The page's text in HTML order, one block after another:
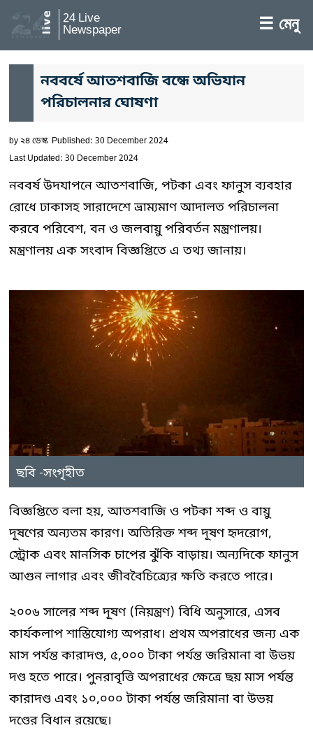
24 Live
Newspaper ☰ মেনু
নববর্ষে আতশবাজি বন্ধে অভিযান
পরিচালনার ঘোষণা
by২৪ ডেস্ক Published: 30 December 2024
Last Updated: 30 December 2024
নববর্ষ উদযাপনে আতশবাজি, পটকা এবং ফানুস ব্যবহার
রোধে ঢাকাসহ সারাদেশে ভ্রাম্যমাণ আদালত পরিচালনা
করবে পরিবেশ, বন ও জলবায়ু পরিবর্তন মন্ত্রণালয়।
মন্ত্রণালয় এক সংবাদ বিজ্ঞপ্তিতে এ তথ্য জানায়।
ছবি -সংগৃহীত
বিজ্ঞপ্তিতে বলা হয়, আতশবাজি ও পটকা শব্দ ও বায়ু
দূষণের অন্যতম কারণ। অতিরিক্ত শব্দ দূষণ হৃদরোগ,
স্ট্রোক এবং মানসিক চাপের ঝুঁকি বাড়ায়। অন্যদিকে ফানুস
আগুন লাগার এবং জীববৈচিত্র্যের ক্ষতি করতে পারে।
২০০৬ সালের শব্দ দূষণ (নিয়ন্ত্রণ) বিধি অনুসারে, এসব
কার্যকলাপ শাস্তিযোগ্য অপরাধ। প্রথম অপরাধের জন্য এক
মাস পর্যন্ত কারাদণ্ড, ৫,০০০ টাকা পর্যন্ত জরিমানা বা উভয়
দণ্ড হতে পারে। পুনরাবৃত্তি অপরাধের ক্ষেত্রে ছয় মাস পর্যন্ত
কারাদণ্ড এবং ১০,০০০ টাকা পর্যন্ত জরিমানা বা উভয়
দণ্ডের বিধান রয়েছে।